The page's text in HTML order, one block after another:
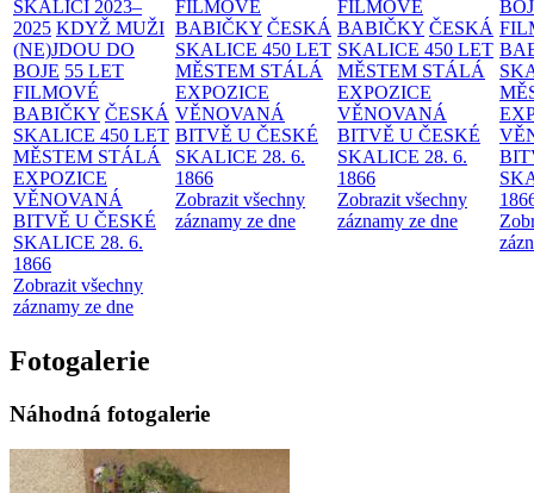
SKALICI 2023–
2025 KDYŽ MUŽI
(NE)JDOU DO
BOJE 55 LET
FILMOVÉ
BABIČKY ČESKÁ
SKALICE 450 LET
MĚSTEM STÁLÁ
EXPOZICE
VĚNOVANÁ
BITVĚ U ČESKÉ
SKALICE 28. 6.
1866
Zobrazit všechny
záznamy ze dne
FILMOVÉ
BABIČKY ČESKÁ
SKALICE 450 LET
MĚSTEM STÁLÁ
EXPOZICE
VĚNOVANÁ
BITVĚ U ČESKÉ
SKALICE 28. 6.
1866
Zobrazit všechny
záznamy ze dne
FILMOVÉ
BABIČKY ČESKÁ
SKALICE 450 LET
MĚSTEM STÁLÁ
EXPOZICE
VĚNOVANÁ
BITVĚ U ČESKÉ
SKALICE 28. 6.
1866
Zobrazit všechny
záznamy ze dne
Fotogalerie
Náhodná fotogalerie